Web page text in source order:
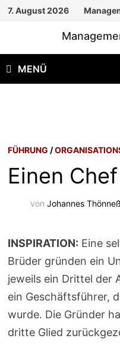
Zum
7. August 2026
MENÜ
FÜHRUNG /
Einen
vonJohannes
INSPIRATION: Eine
Brüder gründen ein
jeweils ein Drittel der
ein Geschäftsführer,
wurde. Die Gründer
dritte Glied